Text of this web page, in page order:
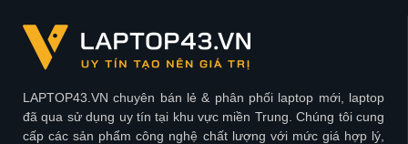
LAPTOP43.VN chuyên bán lẻ & phân phối laptop mới, laptop
đã qua sử dụng uy tín tại khu vực miền Trung. Chúng tôi cung
cấp các sản phẩm công nghệ chất lượng với mức giá hợp lý,